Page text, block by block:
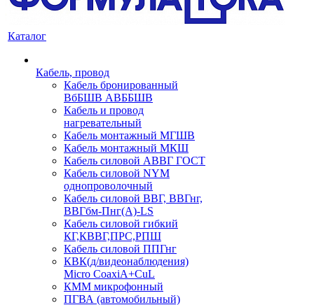
Каталог
Кабель, провод
Кабель бронированный
ВбБШВ АВББШВ
Кабель и провод
нагревательный
Кабель монтажный МГШВ
Кабель монтажный МКШ
Кабель силовой АВВГ ГОСТ
Кабель силовой NYM
однопроволочный
Кабель силовой ВВГ, ВВГнг,
ВВГбм-Пнг(А)-LS
Кабель силовой гибкий
КГ,КВВГ,ПРС,РПШ
Кабель силовой ППГнг
КВК(д/видеонаблюдения)
Micro CoaxiA+CuL
КММ микрофонный
ПГВА (автомобильный)